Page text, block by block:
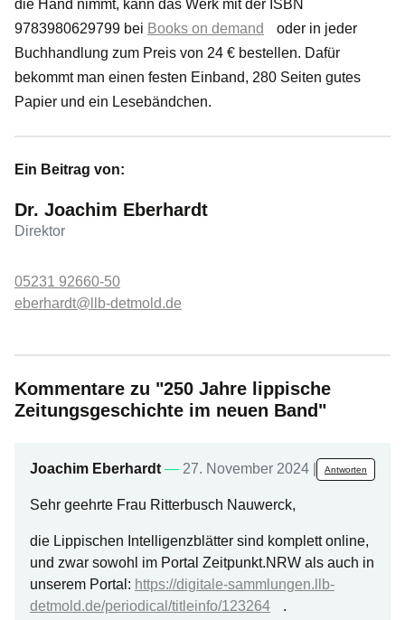
die Hand nimmt, kann das Werk mit der ISBN
9783980629799 bei Books on demand
oder in jeder
Buchhandlung zum Preis von 24 € bestellen. Dafür
bekommt man einen festen Einband, 280 Seiten gutes
Papier und ein Lesebändchen.
Ein Beitrag von:
Dr. Joachim Eberhardt
Direktor
05231 92660-50
eberhardt@llb-detmold.de
Kommentare zu "250 Jahre lippische
Zeitungsgeschichte im neuen Band"
Joachim Eberhardt — 27. November 2024 | 16:48
Antworten
Sehr geehrte Frau Ritterbusch Nauwerck,
die Lippischen Intelligenzblätter sind komplett online,
und zwar sowohl im Portal Zeitpunkt.NRW als auch in
unserem Portal: https://digitale-sammlungen.llb-
detmold.de/periodical/titleinfo/123264
.